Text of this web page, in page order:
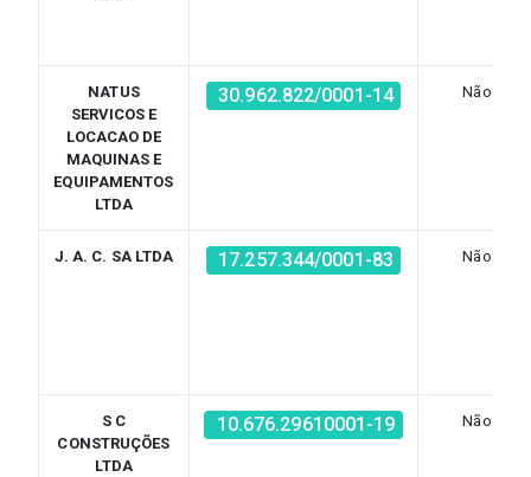
NATUS
SERVICOS E
LOCACAO DE
MAQUINAS E
EQUIPAMENTOS
LTDA
30.962.822/0001-14 Não
J. A. C. SA LTDA 17.257.344/0001-83 Não
S C
CONSTRUÇÕES
LTDA
10.676.29610001-19 Não